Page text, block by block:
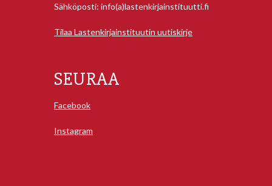
Sähköposti: info(a)lastenkirjainstituutti.fi
Tilaa Lastenkirjainstituutin uutiskirje
SEURAA
Facebook
Instagram